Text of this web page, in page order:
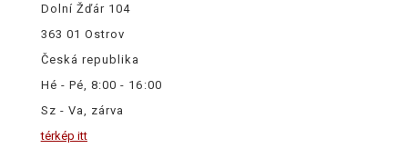
Dolní Žďár 104
363 01 Ostrov
Česká republika
Hé - Pé, 8:00 - 16:00
Sz - Va, zárva
térkép itt